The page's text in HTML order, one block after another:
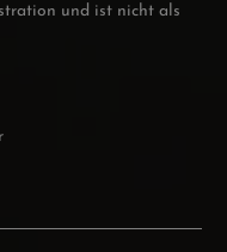
und ist nicht als